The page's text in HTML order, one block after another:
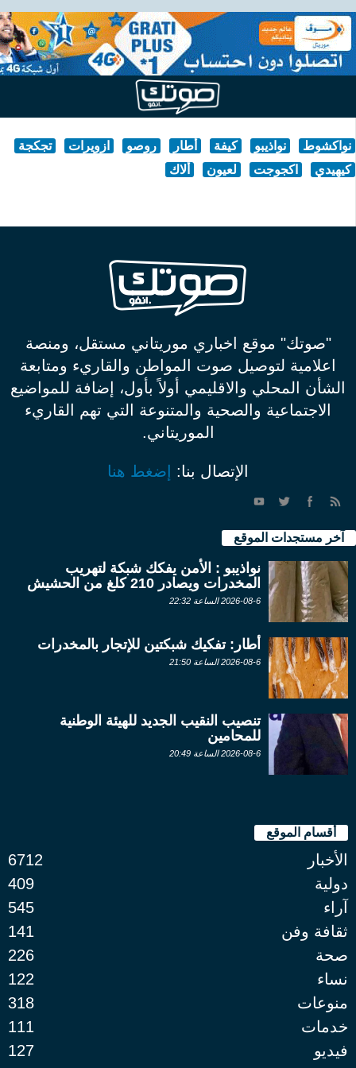
نواكشوط نواذيبو كيفة أطار روصو ازويرات
تجكجة
كيهيدي
اكجوجت لعيون ألاك
"صوتك" موقع اخباري موريتاني مستقل، ومنصة
اعلامية لتوصيل صوت المواطن والقاريء ومتابعة
الشأن المحلي والاقليمي أولاً بأول، إضافة للمواضيع
الاجتماعية والصحية والمتنوعة التي تهم القاريء
الموريتاني.
الإتصال بنا: إضغط هنا
آخر مستجدات الموقع
نواذيبو : الأمن يفكك شبكة لتهريب
المخدرات ويصادر 210 كلغ من الحشيش
2026-08-6 الساعة 22:32
أطار: تفكيك شبكتين للإتجار بالمخدرات
2026-08-6 الساعة 21:50
تنصيب النقيب الجديد للهيئة الوطنية
للمحامين
2026-08-6 الساعة 20:49
أقسام الموقع
الأخبار
6712
دولية
409
آراء
545
ثقافة وفن
141
صحة
226
نساء
122
منوعات
318
خدمات
111
فيديو
127